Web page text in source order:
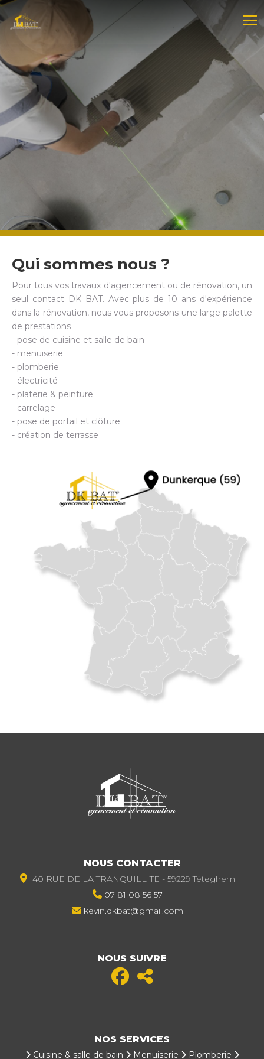
Qui sommes nous ?
Pour tous vos travaux d'agencement ou de rénovation, un
seul contact DK BAT. Avec plus de 10 ans d'expérience
dans la rénovation, nous vous proposons une large palette
de prestations
- pose de cuisine et salle de bain
- menuiserie
- plomberie
- électricité
- platerie & peinture
- carrelage
- pose de portail et clôture
- création de terrasse
NOUS CONTACTER
40 RUE DE LA TRANQUILLITE - 59229 Téteghem
07 81 08 56 57
kevin.dkbat@gmail.com
NOUS SUIVRE
NOS SERVICES
Cuisine & salle de bain Menuiserie Plomberie